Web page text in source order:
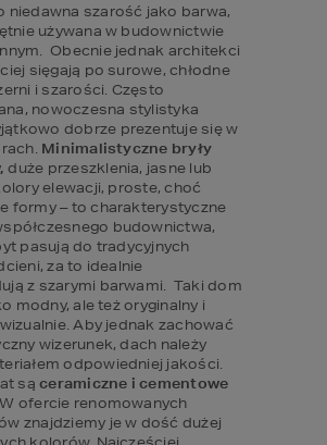
niedawna szarość jako barwa,
używana w budownictwie
Obecnie jednak architekci
sięgają po surowe, chłodne
i szarości. Często
nowoczesna stylistyka
dobrze prezentuje się w
Minimalistyczne bryły
duże przeszklenia, jasne lub
elewacji, proste, choć
formy – to charakterystyczne
budownictwa,
pasują do tradycyjnych
za to idealnie
z szarymi barwami.  Taki dom
modny, ale też oryginalny i
Aby jednak zachować
wizerunek, dach należy
odpowiedniej jakości.
są
ofercie renomowanych
znajdziemy je w dość dużej